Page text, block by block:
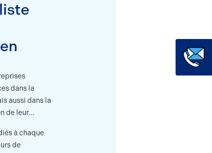
dans la
aussi dans la
de leur
à chaque
de